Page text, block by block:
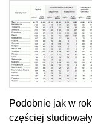
Podobnie jak w
częściej